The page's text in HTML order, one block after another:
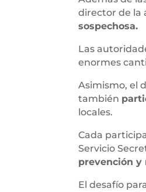
director de la
sospechosa.
Las
enormes
Asimismo, el
también
locales.
Cada
Servicio
prevención y
El desafío